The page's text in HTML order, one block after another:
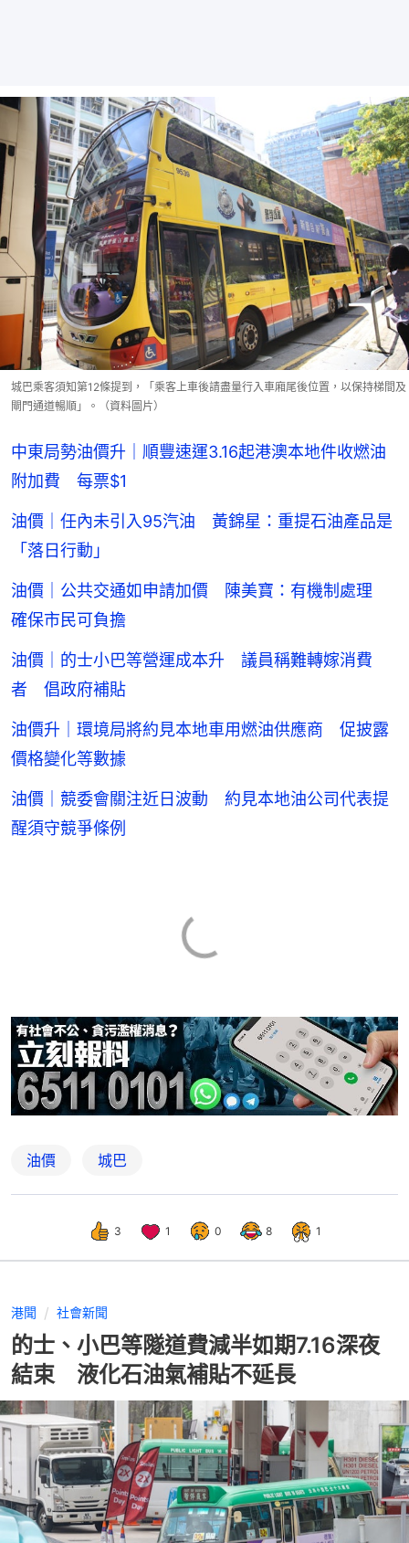
城巴乘客須知第12條提到，「乘客上車後請盡量行入車廂尾後位置，以保持梯間及
閘門通道暢順」。（資料圖片）
中東局勢油價升｜順豐速運3.16起港澳本地件收燃油
附加費 每票$1
油價｜任內未引入95汽油 黃錦星：重提石油產品是
「落日行動」
油價｜公共交通如申請加價 陳美寶：有機制處理
確保市民可負擔
油價｜的士小巴等營運成本升 議員稱難轉嫁消費
者 倡政府補貼
油價升｜環境局將約見本地車用燃油供應商 促披露
價格變化等數據
油價｜競委會關注近日波動 約見本地油公司代表提
醒須守競爭條例
油價 城巴
3 1 0 8 1
港聞 社會新聞
的士、小巴等隧道費減半如期7.16深夜
結束 液化石油氣補貼不延長